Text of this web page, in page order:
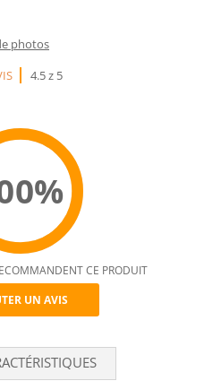
photos
4.5 z 5
CE PRODUIT
UN AVIS